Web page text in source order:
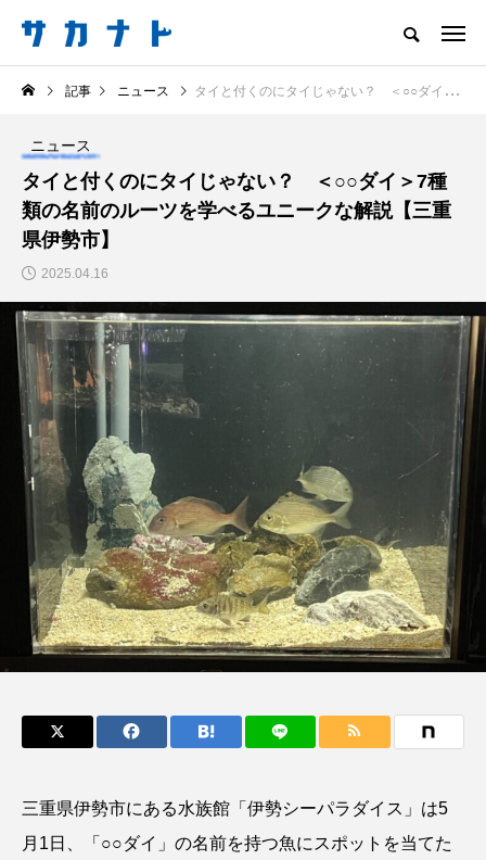
サカナをもっと好きになる
知る 食べる 楽しむ 創る
注目記事 サカナを知ろう
食べる
＜ツバメウオ＞は意外
と美味しい！ “でかい
鰭”が特徴的な魚を実
際に食べてみた
椎名まさ
と
2026.08.05
意外と簡単！ 100均で
買った道具で＜魚のは
く製＞を作ってみた
夏休みの自由研究にい
かが？
2026.06.02
キーワードから探す
アイゴ アイナメ アオウオ アオザメ
アオリイカ アカアジ アカカサゴ
アカクラゲ アカザ アカハタ
記事 ニュース タイと付くのにタイじゃない？ ＜○○ダイ＞7種類の名前のルーツを学べるユニークな解説【三重県伊勢市】
ニュース
タイと付くのにタイじゃない？ ＜○○ダイ＞7種
類の名前のルーツを学べるユニークな解説【三重
県伊勢市】
2025.04.16
三重県伊勢市にある水族館「伊勢シーパラダイス」は5
月1日、「○○ダイ」の名前を持つ魚にスポットを当てた